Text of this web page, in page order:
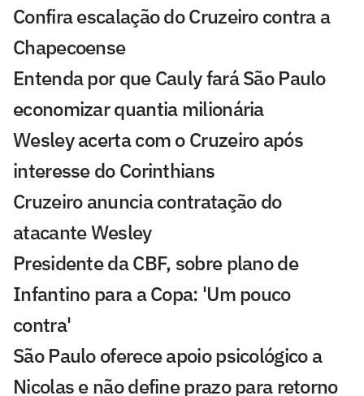
Confira escalação do Cruzeiro contra a
Chapecoense
Entenda por que Cauly fará São Paulo
economizar quantia milionária
Wesley acerta com o Cruzeiro após
interesse do Corinthians
Cruzeiro anuncia contratação do
atacante Wesley
Presidente da CBF, sobre plano de
Infantino para a Copa: 'Um pouco
contra'
São Paulo oferece apoio psicológico a
Nicolas e não define prazo para retorno